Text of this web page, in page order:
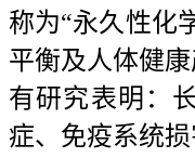
称为“永久性化
平衡及人体健康
有研究表明：
症、免疫系统